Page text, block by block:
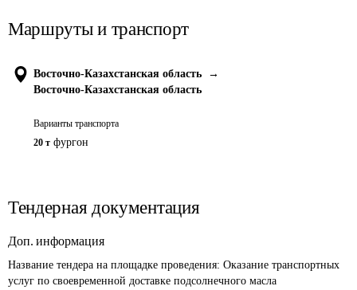
Маршруты и транспорт
Восточно-Казахстанская область
→
Восточно-Казахстанская область
Варианты транспорта
20 т фургон
Тендерная документация
Доп. информация
Название тендера на площадке проведения: Оказание транспортных
услуг по своевременной доставке подсолнечного масла